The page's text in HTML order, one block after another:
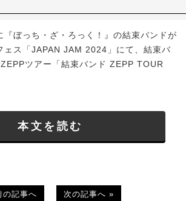
ぼっち・ざ・ろっく！』の結束バンドが
ェス「JAPAN JAM 2024」にて、結束バ
ツアー「結束バンド ZEPP TOUR
本文を読む
の記事へ 次の記事へ »